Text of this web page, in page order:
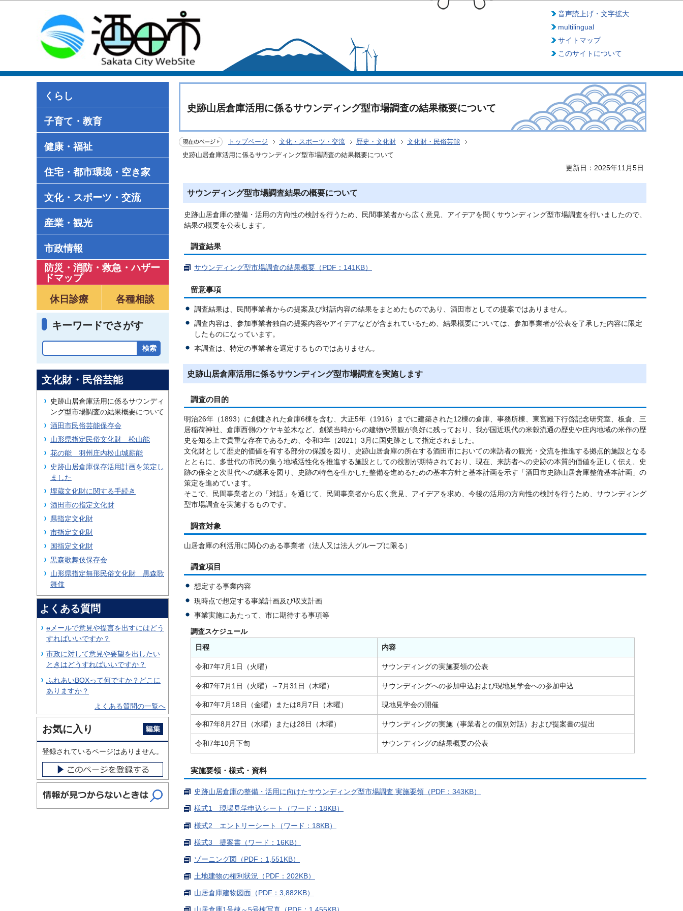
音声読上げ・文字拡大
multilingual
サイトマップ
このサイトについて
くらし
子育て・教育
健康・福祉
住宅・都市環境・空き家
文化・スポーツ・交流
産業・観光
市政情報
防災・消防・救急 ・ハザー
ドマップ
休日診療
各種相談
キーワードでさがす
史跡山居倉庫活用に係るサウンディング型市場調査の結果概要について
トップページ 文化・スポーツ・交流 歴史・文化財
文化財・民俗芸能
史跡山居倉庫活用に係るサウンディング型市場調査の結果概要について
更新日：2025年11月5日
サウンディング型市場調査結果の概要について
史跡山居倉庫の整備・活用の方向性の検討を行うため、民間事業者から広く意見、アイデアを聞くサウンディング型市場調査を行いましたので、
結果の概要を公表します。
調査結果
サウンディング型市場調査の結果概要（PDF：141KB）
留意事項
調査結果は、民間事業者からの提案及び対話内容の結果をまとめたものであり、酒田市としての提案ではありません。
調査内容は、参加事業者独自の提案内容やアイデアなどが含まれているため、結果概要については、参加事業者が公表を了承した内容に限定
したものになっています。
本調査は、特定の事業者を選定するものではありません。
史跡山居倉庫活用に係るサウンディング型市場調査を実施します
調査の目的
明治26年（1893）に創建された倉庫6棟を含む、大正5年（1916）までに建築された12棟の倉庫、事務所棟、東宮殿下行啓記念研究室、板倉、三
居稲荷神社、倉庫西側のケヤキ並木など、創業当時からの建物や景観が良好に残っており、我が国近現代の米穀流通の歴史や庄内地域の米作の歴
史を知る上で貴重な存在であるため、令和3年（2021）3月に国史跡として指定されました。
文化財として歴史的価値を有する部分の保護を図り、史跡山居倉庫の所在する酒田市においての来訪者の観光・交流を推進する拠点的施設となる
とともに、多世代の市民の集う地域活性化を推進する施設としての役割が期待されており、現在、来訪者への史跡の本質的価値を正しく伝え、史
跡の保全と次世代への継承を図り、史跡の特色を生かした整備を進めるための基本方針と基本計画を示す「酒田市史跡山居倉庫整備基本計画」の
策定を進めています。
そこで、民間事業者との「対話」を通じて、民間事業者から広く意見、アイデアを求め、今後の活用の方向性の検討を行うため、サウンディング
型市場調査を実施するものです。
調査対象
山居倉庫の利活用に関心のある事業者（法人又は法人グループに限る）
調査項目
想定する事業内容
現時点で想定する事業計画及び収支計画
事業実施にあたって、市に期待する事項等
調査スケジュール
日程
内容
令和7年7月1日（火曜） サウンディングの実施要領の公表
令和7年7月1日（火曜）～7月31日（木曜） サウンディングへの参加申込および現地見学会への参加申込
令和7年7月18日（金曜）または8月7日（木曜） 現地見学会の開催
令和7年8月27日（水曜）または28日（木曜） サウンディングの実施（事業者との個別対話）および提案書の提出
令和7年10月下旬 サウンディングの結果概要の公表
実施要領・様式・資料
史跡山居倉庫の整備・活用に向けたサウンディング型市場調査 実施要領（PDF：343KB）
様式1 現場見学申込シート（ワード：18KB）
様式2 エントリーシート（ワード：18KB）
様式3 提案書（ワード：16KB）
ゾーニング図（PDF：1,551KB）
土地建物の権利状況（PDF：202KB）
山居倉庫建物図面（PDF：3,882KB）
文化財・民俗芸能
史跡山居倉庫活用に係るサウンディ
ング型市場調査の結果概要について
酒田市民俗芸能保存会
山形県指定民俗文化財 松山能
花の能 羽州庄内松山城薪能
史跡山居倉庫保存活用計画を策定し
ました
埋蔵文化財に関する手続き
酒田市の指定文化財
県指定文化財
市指定文化財
国指定文化財
黒森歌舞伎保存会
山形県指定無形民俗文化財 黒森歌
舞伎
よくある質問
eメールで意見や提言を出すにはどう
すればいいですか？
市政に対して意見や要望を出したい
ときはどうすればいいですか？
ふれあいBOXって何ですか？どこに
ありますか？
よくある質問の一覧へ
お気に入り
登録されているページはありません。